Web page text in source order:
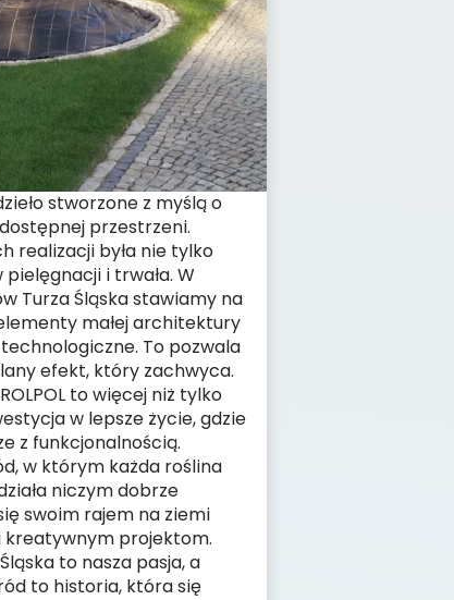
stworzone z myślą o
przestrzeni.
realizacji była nie tylko
i trwała. W
Turza Śląska stawiamy na
małej architektury
To pozwala
efekt, który zachwyca.
to więcej niż tylko
w lepsze życie, gdzie
z funkcjonalnością.
w którym każda roślina
niczym dobrze
swoim rajem na ziemi
kreatywnym projektom.
to nasza pasja, a
to historia, która się